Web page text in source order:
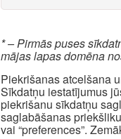
* – Pirmās puses
mājas lapas domēna
Piekrišanas atcelšana
Sīkdatņu iestatījumus
piekrišanu sīkdatņu
saglabāšanas
vai “preferences”.